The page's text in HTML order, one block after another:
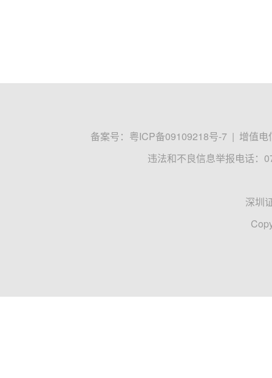
备案号： 粤ICP备09109218号-7 | 增值电
违法和不良信息举报电话：
深圳